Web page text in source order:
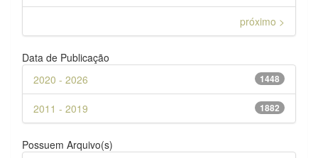
próximo >
Data de Publicação
1448
2020 - 2026
1882
2011 - 2019
Possuem Arquivo(s)